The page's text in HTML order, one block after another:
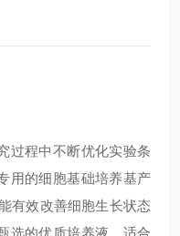
过程中不断优化实验条
用的细胞基础培养基产
有效改善细胞生长状态
选的优质培养液，适合